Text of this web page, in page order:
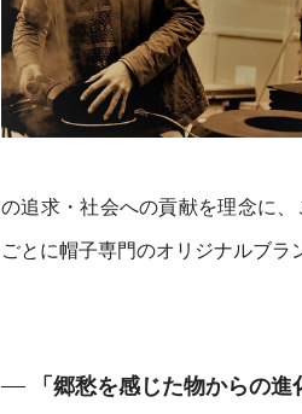
の追求・社会への貢献を理念に
ごとに帽子専門のオリジナルブラ
「郷愁を感じた物からの